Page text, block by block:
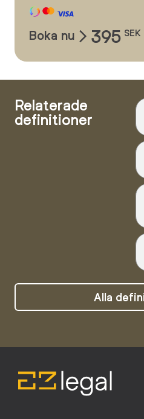
Boka nu 395 SEK
Relaterade
definitioner
Alla